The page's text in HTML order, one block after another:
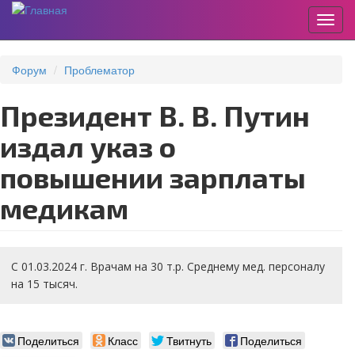
основному
Форум Проблематор
Президент В. В. Путин
издал указ о
повышении зарплаты
медикам
С 01.03.2024 г. Врачам на 30 т.р. Среднему мед. персоналу
на 15 тысяч.
Поделиться Класс Твитнуть
Поделиться